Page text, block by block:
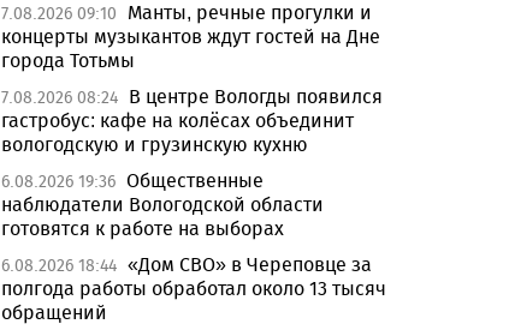
7.08.2026 09:10
Манты, речные прогулки и
концерты музыкантов ждут гостей на Дне
города Тотьмы
7.08.2026 08:24 В центре Вологды появился
гастробус: кафе на колёсах объединит
вологодскую и грузинскую кухню
6.08.2026 19:36 Общественные
наблюдатели Вологодской области
готовятся к работе на выборах
6.08.2026 18:44 «Дом СВО» в Череповце за
полгода работы обработал около 13 тысяч
обращений